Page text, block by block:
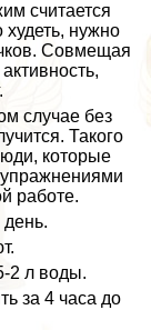
считается
нужно
Совмещая
случае без
Такого
которые
работе.
день.
2 л воды.
за 4 часа до